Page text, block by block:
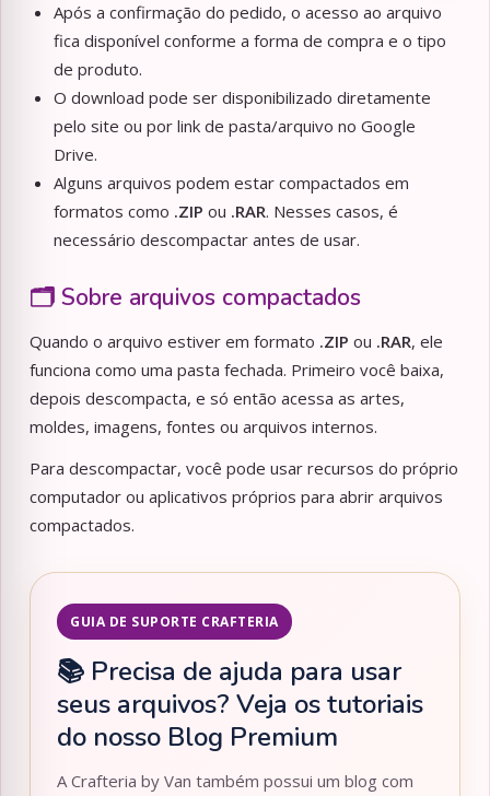
Após a confirmação do pedido, o acesso ao arquivo
fica disponível conforme a forma de compra e o tipo
de produto.
O download pode ser disponibilizado diretamente
pelo site ou por link de pasta/arquivo no Google
Drive.
Alguns arquivos podem estar compactados em
formatos como .ZIP ou .RAR. Nesses casos, é
necessário descompactar antes de usar.
🗂️ Sobre arquivos compactados
Quando o arquivo estiver em formato .ZIP ou .RAR, ele
funciona como uma pasta fechada. Primeiro você baixa,
depois descompacta, e só então acessa as artes,
moldes, imagens, fontes ou arquivos internos.
Para descompactar, você pode usar recursos do próprio
computador ou aplicativos próprios para abrir arquivos
compactados.
GUIA DE SUPORTE CRAFTERIA
📚 Precisa de ajuda para usar
seus arquivos? Veja os tutoriais
do nosso Blog Premium
A Crafteria by Van também possui um blog com